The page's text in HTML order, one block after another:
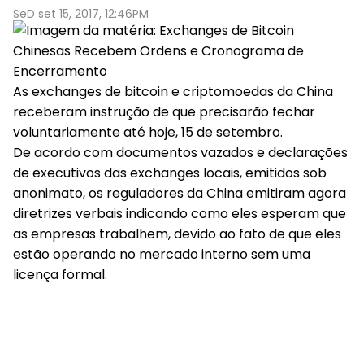
SeD set 15, 2017, 12:46PM
Asexchangesde bitcoine criptomoedas da China
receberam instrução de que precisarão fechar
voluntariamente até hoje, 15 de setembro.
De acordo com documentos vazados e declarações
de executivos das exchanges locais, emitidos sob
anonimato, os reguladores da China emitiram agora
diretrizes verbais indicando como eles esperam que
as empresas trabalhem, devido ao fato de que eles
estão operando no mercado interno sem uma
licença formal.